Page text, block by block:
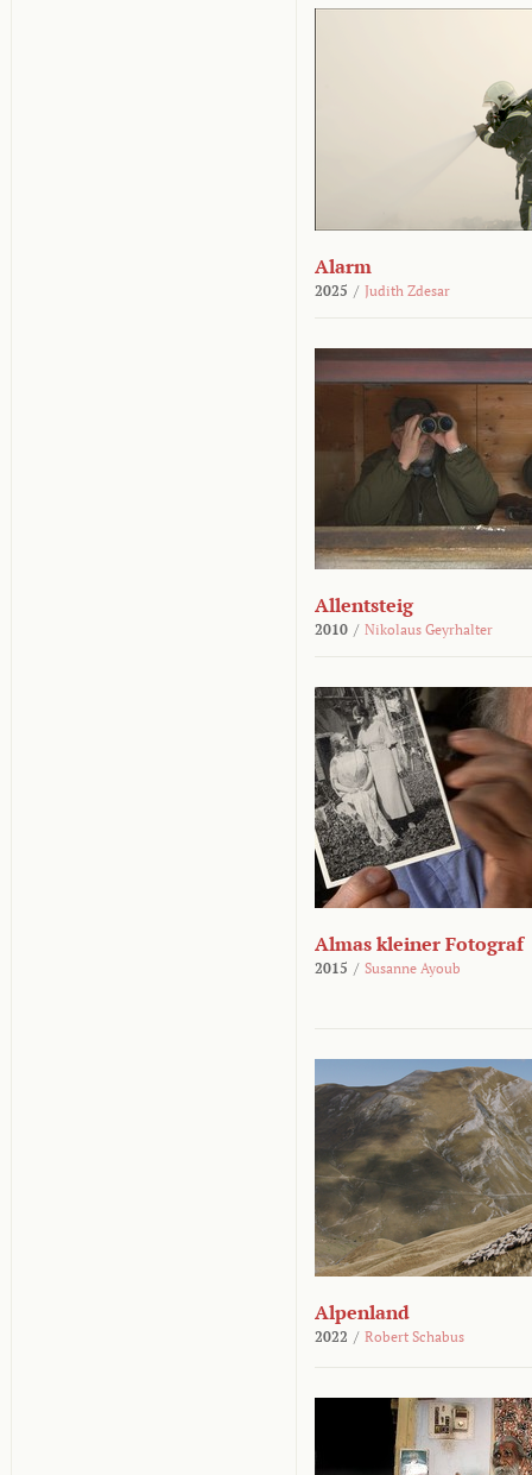
Alarm
2025 / Judith Zdesar
Allentsteig
2010 / Nikolaus Geyrhalter
Almas kleiner Fotograf
2015 / Susanne Ayoub
Alpenland
2022 / Robert Schabus